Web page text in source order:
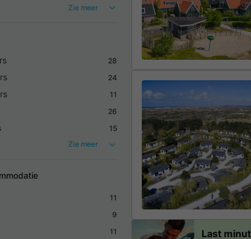
Zie meer
28
24
11
26
15
Zie meer
11
9
11 Last